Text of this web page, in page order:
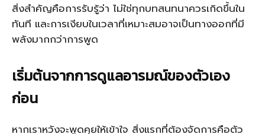
สิ่งสำคัญคือการรับรู้ว่า ไม่ใช่ทุกบทสนทนาควรเกิดขึ้นใน
ทันที และการเงียบในเวลาที่เหมาะสมอาจเป็นทางออกที่มี
พลังมากกว่าการพูด
เริ่มต้นจากการดูแลอารมณ์ของตัวเอง
ก่อน
หากเราหวังจะพูดคุยให้เข้าใจ สิ่งแรกที่ต้องจัดการคือตัว